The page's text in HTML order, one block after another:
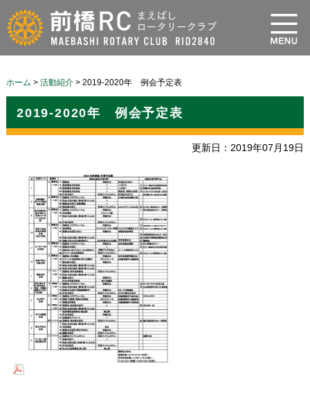
ホーム > 活動紹介> 2019-2020年 例会予定表
2019-2020年 例会予定表
更新日：2019年07月19日